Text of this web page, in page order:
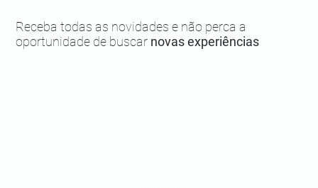
Receba todas as novidades e não perca a
oportunidade de buscar novas experiências